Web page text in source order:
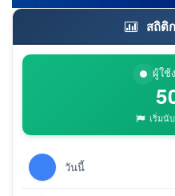
สถิติ
ผู้ใ
เริ่มนั
วันนี้